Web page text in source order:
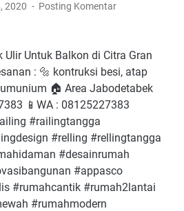
2020 Posting Komentar
Untuk Balkon di Citra Gran
: 🔩 kontruksi besi, atap
🏠 Area Jabodetabek⁠
📱WA : 08125227383⁠
#railingtangga⁠
#relling⁠ #rellingtangga⁠
#desainrumah⁠
#appasco⁠
#rumahcantik⁠ #rumah2lantai⁠
#rumahmodern⁠